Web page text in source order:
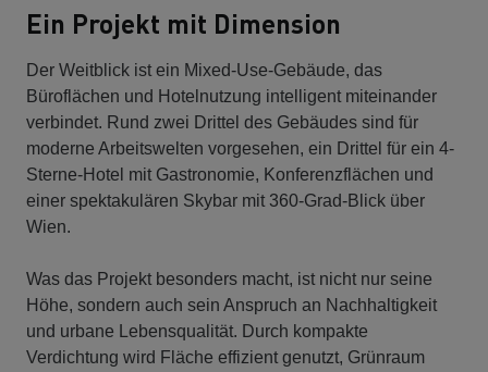
Ein Projekt mit Dimension
Der Weitblick ist ein Mixed-Use-Gebäude, das
Büroflächen und Hotelnutzung intelligent miteinander
verbindet. Rund zwei Drittel des Gebäudes sind für
moderne Arbeitswelten vorgesehen, ein Drittel für ein 4-
Sterne-Hotel mit Gastronomie, Konferenzflächen und
einer spektakulären Skybar mit 360-Grad-Blick über
Wien.
Was das Projekt besonders macht, ist nicht nur seine
Höhe, sondern auch sein Anspruch an Nachhaltigkeit
und urbane Lebensqualität. Durch kompakte
Verdichtung wird Fläche effizient genutzt, Grünraum